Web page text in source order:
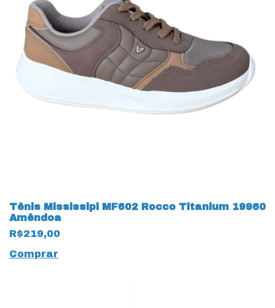
Tênis Mississipi MF602 Rocco Titanium 19960
Amêndoa
R$219,00
Comprar